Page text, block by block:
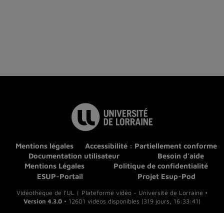
Mentions légales
Accessibilité : Partiellement conforme
Documentation utilisateur
Besoin d'aide
Mentions Légales
Politique de confidentialité
ESUP-Portail
Projet Esup-Pod
Vidéothèque de l'UL | Plateforme vidéo - Université de Lorraine •
Version 4.3.0 • 12601 vidéos disponibles (319 jours, 16:33:41)